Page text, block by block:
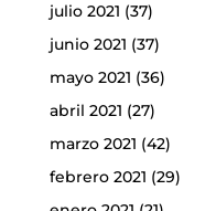
julio 2021 (37)
junio 2021 (37)
mayo 2021 (36)
abril 2021 (27)
marzo 2021 (42)
febrero 2021 (29)